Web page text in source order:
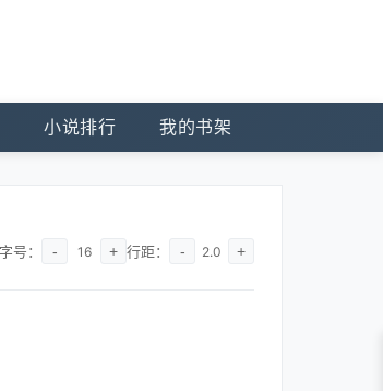
小说排行 我的书架
字号： - 16 + 行距： - 2.0 +